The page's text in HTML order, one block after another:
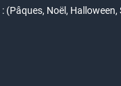
Noël, Halloween,